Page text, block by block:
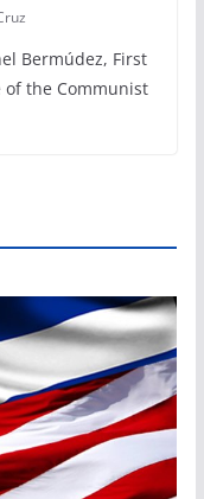
Bermúdez, First
of the Communist